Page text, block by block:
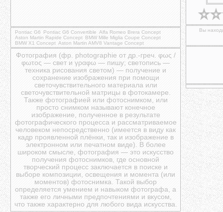
Pontiac G6 Pontiac G6 Convertible Alfa Romeo Brera Concept
Aston Martin Rapide Concept BMW Mille Miglia Coupe Concept
BMW X1 Concept Aston Martin AMV8 Vantage Concept
Фотография (фр. photographie от др.-греч. φως /
φωτος — свет и γραφω — пишу; светопись —
техника рисования светом) — получение и
сохранение изображения при помощи
светочувствительного материала или
светочувствительной матрицы в фотокамере.
Также фотографией или фотоснимком, или
просто снимком называют конечное
изображение, полученное в результате
фотографического процесса и рассматриваемое
человеком непосредственно (имеется в виду как
кадр проявленной плёнки, так и изображение в
электронном или печатном виде). В более
широком смысле, фотография — это искусство
получения фотоснимков, где основной
творческий процесс заключается в поиске и
выборе композиции, освещения и момента (или
моментов) фотоснимка. Такой выбор
определяется умением и навыком фотографа, а
также его личными предпочтениями и вкусом,
что также характерно для любого вида искусства.
Вы